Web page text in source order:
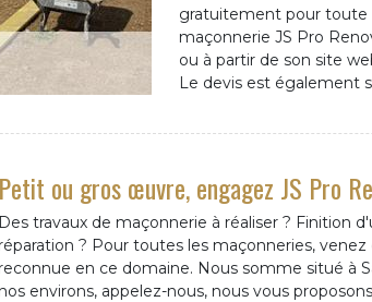
gratuitement pour toute
maçonnerie JS Pro
ou à partir de son site
Le devis est également
Petit ou gros œuvre, engagez JS Pro
Des travaux de maçonnerie à réaliser ? Finition
réparation ? Pour toutes les maçonneries,
reconnue en ce domaine. Nous somme situé à
nos environs, appelez-nous, nous vous